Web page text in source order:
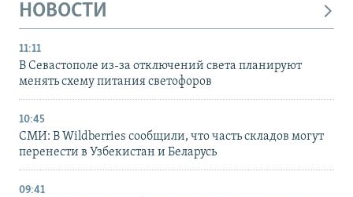
НОВОСТИ
11:11
В Севастополе из-за отключений света планируют
менять схему питания светофоров
10:45
СМИ: В Wildberries сообщили, что часть складов могут
перенести в Узбекистан и Беларусь
09:41